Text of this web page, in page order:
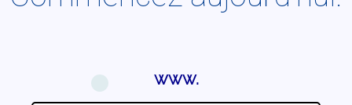
www.